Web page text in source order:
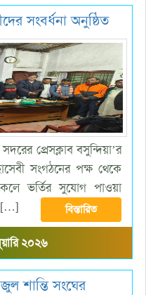
সংবর্ধনা অনুষ্ঠিত
প্রেসক্লাব বসুন্দিয়া’র
সংগঠনের পক্ষ থেকে
ভর্তির সুযোগ পাওয়া
[…]
বিস্তারিত
২০২৬
শান্তি সংঘের